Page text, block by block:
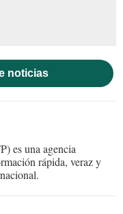
noticias
es una agencia
rápida, veraz y